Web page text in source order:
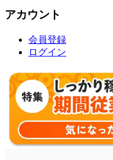
アカウント
会員登録
ログイン